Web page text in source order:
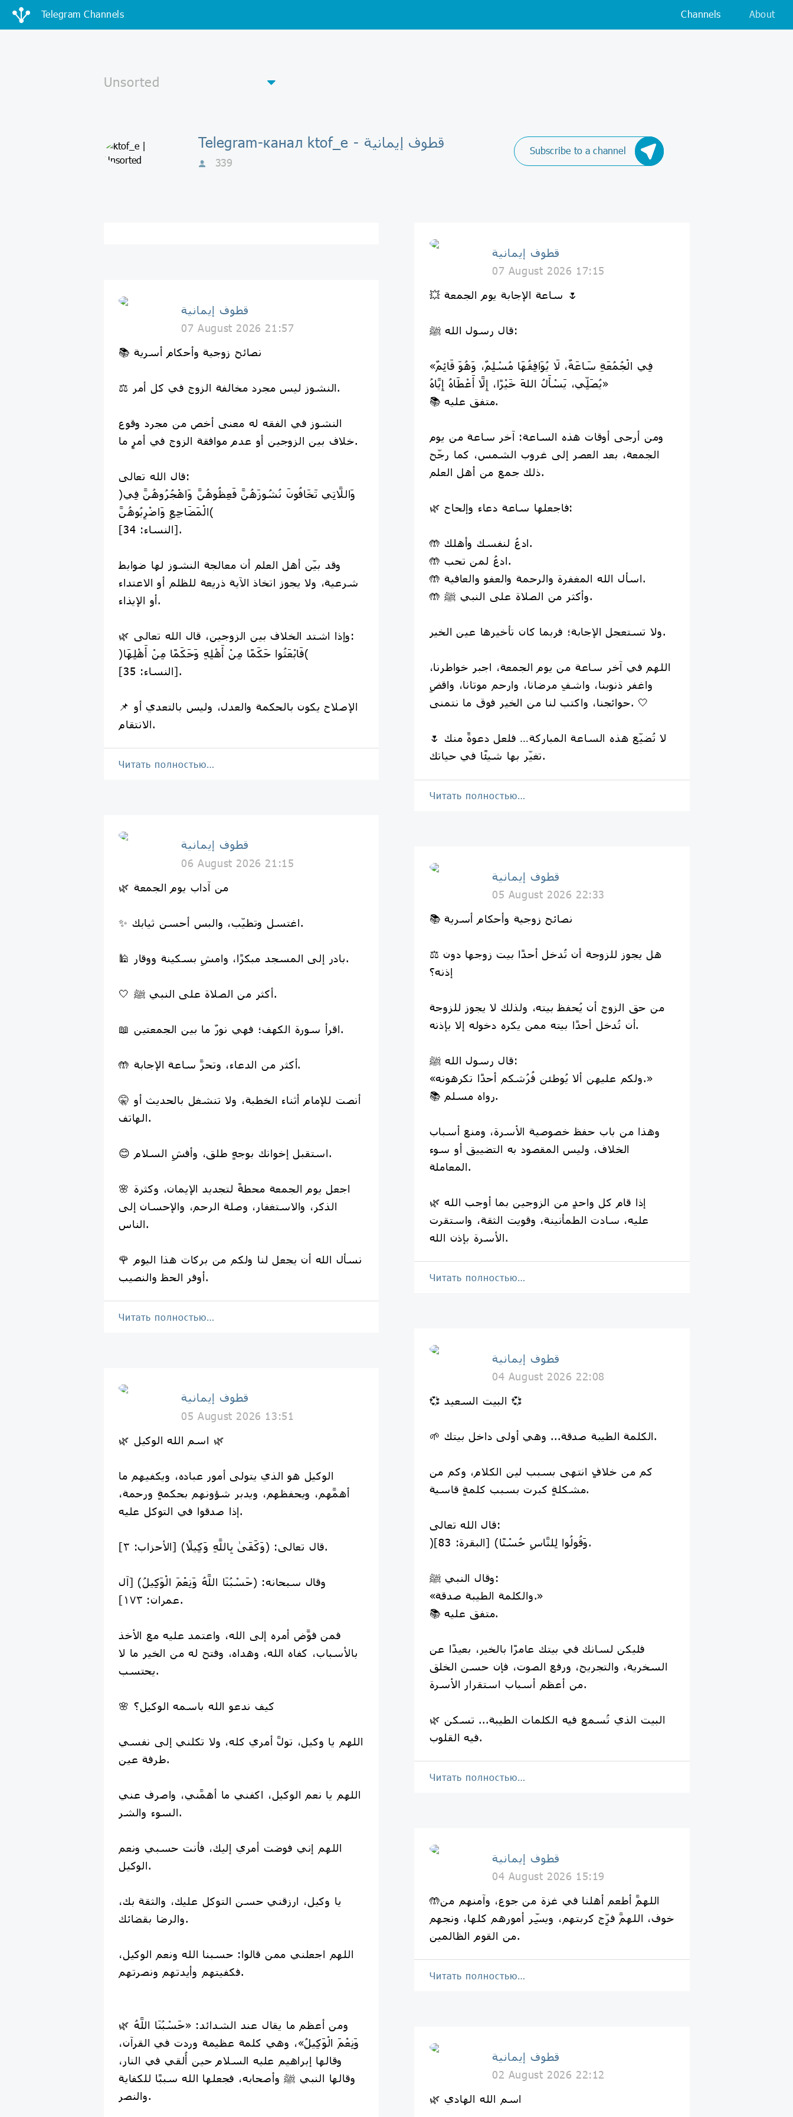
Telegram Channels Channels About
Subscribe to a channel Telegram-канал ktof_e - قطوف إيمانية
339
قطوف إيمانية
07 August 2026 21:57
📚 نصائح زوجية وأحكام أسرية
⚖️ النشوز ليس مجرد مخالفة الزوج في كل أمر.
النشوز في الفقه له معنى أخص من مجرد وقوع
خلاف بين الزوجين أو عدم موافقة الزوج في أمرٍ ما.
قال الله تعالى:
﴿وَاللَّاتِي تَخَافُونَ نُشُوزَهُنَّ فَعِظُوهُنَّ وَاهْجُرُوهُنَّ فِي
الْمَضَاجِعِ وَاضْرِبُوهُنَّ﴾
[النساء: 34].
وقد بيّن أهل العلم أن معالجة النشوز لها ضوابط
شرعية، ولا يجوز اتخاذ الآية ذريعة للظلم أو الاعتداء
أو الإيذاء.
🌿 وإذا اشتد الخلاف بين الزوجين، قال الله تعالى:
﴿فَابْعَثُوا حَكَمًا مِنْ أَهْلِهِ وَحَكَمًا مِنْ أَهْلِهَا﴾
[النساء: 35].
📌 الإصلاح يكون بالحكمة والعدل، وليس بالتعدي أو
الانتقام.
Читать полностью…
قطوف إيمانية
06 August 2026 21:15
🌿 من آداب يوم الجمعة
✨ اغتسل وتطيّب، والبس أحسن ثيابك.
🕌 بادر إلى المسجد مبكرًا، وامشِ بسكينة ووقار.
🤍 أكثر من الصلاة على النبي ﷺ.
📖 اقرأ سورة الكهف؛ فهي نورٌ ما بين الجمعتين.
🤲 أكثر من الدعاء، وتحرَّ ساعة الإجابة.
🤫 أنصت للإمام أثناء الخطبة، ولا تنشغل بالحديث أو
الهاتف.
😊 استقبل إخوانك بوجهٍ طلق، وأفشِ السلام.
🌸 اجعل يوم الجمعة محطةً لتجديد الإيمان، وكثرة
الذكر، والاستغفار، وصلة الرحم، والإحسان إلى
الناس.
🌹 نسأل الله أن يجعل لنا ولكم من بركات هذا اليوم
أوفر الحظ والنصيب.
Читать полностью…
قطوف إيمانية
05 August 2026 13:51
🌿 اسم الله الوكيل 🌿
الوكيل هو الذي يتولى أمور عباده، ويكفيهم ما
أهمَّهم، ويحفظهم، ويدبر شؤونهم بحكمةٍ ورحمة،
إذا صدقوا في التوكل عليه.
قال تعالى: ﴿وَكَفَىٰ بِاللَّهِ وَكِيلًا﴾ [الأحزاب: ٣].
وقال سبحانه: ﴿حَسْبُنَا اللَّهُ وَنِعْمَ الْوَكِيلُ﴾ [آل
عمران: ١٧٣].
فمن فوَّض أمره إلى الله، واعتمد عليه مع الأخذ
بالأسباب، كفاه الله، وهداه، وفتح له من الخير ما لا
يحتسب.
🌸 كيف ندعو الله باسمه الوكيل؟
اللهم يا وكيل، تولَّ أمري كله، ولا تكلني إلى نفسي
طرفة عين.
اللهم يا نعم الوكيل، اكفني ما أهمَّني، واصرف عني
السوء والشر.
اللهم إني فوضت أمري إليك، فأنت حسبي ونعم
الوكيل.
يا وكيل، ارزقني حسن التوكل عليك، والثقة بك،
والرضا بقضائك.
اللهم اجعلني ممن قالوا: حسبنا الله ونعم الوكيل،
فكفيتهم وأيدتهم ونصرتهم.
🌿 ومن أعظم ما يقال عند الشدائد: «حَسْبُنَا اللَّهُ
وَنِعْمَ الْوَكِيلُ»، وهي كلمة عظيمة وردت في القرآن،
وقالها إبراهيم عليه السلام حين أُلقي في النار،
وقالها النبي ﷺ وأصحابه، فجعلها الله سببًا للكفاية
والنصر.
قطوف إيمانية
07 August 2026 17:15
💥 ساعة الإجابة يوم الجمعة 🌷
قال رسول الله ﷺ:
«فِي الْجُمُعَةِ سَاعَةٌ، لَا يُوَافِقُهَا مُسْلِمٌ، وَهُوَ قَائِمٌ
يُصَلِّي، يَسْأَلُ اللهَ خَيْرًا، إِلَّا أَعْطَاهُ إِيَّاهُ»
📚 متفق عليه.
ومن أرجى أوقات هذه الساعة: آخر ساعة من يوم
الجمعة، بعد العصر إلى غروب الشمس، كما رجّح
ذلك جمع من أهل العلم.
🌿 فاجعلها ساعة دعاء وإلحاح:
🤲 ادعُ لنفسك وأهلك.
🤲 ادعُ لمن تحب.
🤲 اسأل الله المغفرة والرحمة والعفو والعافية.
🤲 وأكثر من الصلاة على النبي ﷺ.
ولا تستعجل الإجابة؛ فربما كان تأخيرها عين الخير.
اللهم في آخر ساعة من يوم الجمعة، اجبر خواطرنا،
واغفر ذنوبنا، واشفِ مرضانا، وارحم موتانا، واقضِ
حوائجنا، واكتب لنا من الخير فوق ما نتمنى. 🤍
🌷 لا تُضيّع هذه الساعة المباركة… فلعل دعوةً منك
تغيّر بها شيئًا في حياتك.
Читать полностью…
قطوف إيمانية
05 August 2026 22:33
📚 نصائح زوجية وأحكام أسرية
⚖️ هل يجوز للزوجة أن تُدخل أحدًا بيت زوجها دون
إذنه؟
من حق الزوج أن يُحفظ بيته، ولذلك لا يجوز للزوجة
أن تُدخل أحدًا بيته ممن يكره دخوله إلا بإذنه.
قال رسول الله ﷺ:
«ولكم عليهن ألا يُوطئن فُرُشكم أحدًا تكرهونه.»
📚 رواه مسلم.
وهذا من باب حفظ خصوصية الأسرة، ومنع أسباب
الخلاف، وليس المقصود به التضييق أو سوء
المعاملة.
🌿 إذا قام كل واحدٍ من الزوجين بما أوجب الله
عليه، سادت الطمأنينة، وقويت الثقة، واستقرت
الأسرة بإذن الله.
Читать полностью…
قطوف إيمانية
04 August 2026 22:08
💞 البيت السعيد 💞
🌱 الكلمة الطيبة صدقة... وهي أولى داخل بيتك.
كم من خلافٍ انتهى بسبب لين الكلام، وكم من
مشكلةٍ كبرت بسبب كلمةٍ قاسية.
قال الله تعالى:
﴿وَقُولُوا لِلنَّاسِ حُسْنًا﴾ [البقرة: 83].
وقال النبي ﷺ:
«والكلمة الطيبة صدقة.»
📚 متفق عليه.
فليكن لسانك في بيتك عامرًا بالخير، بعيدًا عن
السخرية، والتجريح، ورفع الصوت، فإن حسن الخلق
من أعظم أسباب استقرار الأسرة.
🌿 البيت الذي تُسمع فيه الكلمات الطيبة... تسكن
فيه القلوب.
Читать полностью…
قطوف إيمانية
04 August 2026 15:19
🤲اللهمَّ أطعم أهلنا في غزة من جوع، وآمنهم من
خوف، اللهمَّ فرِّج كربتهم، ويسِّر أمورهم كلها، ونجهم
من القوم الظالمين.
Читать полностью…
قطوف إيمانية
02 August 2026 22:12
🌿 اسم الله الهادي